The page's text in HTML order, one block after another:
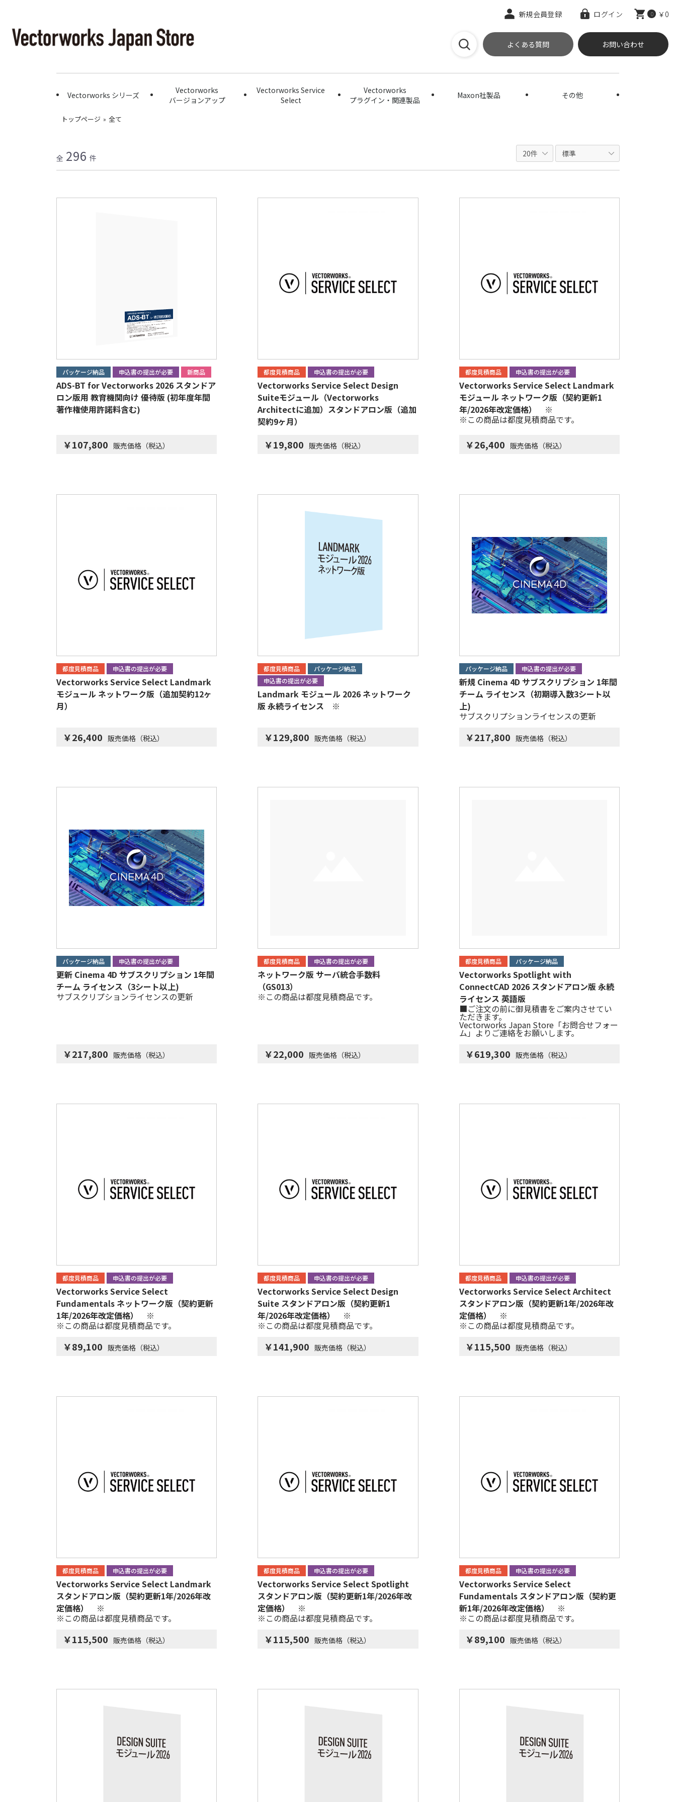
新規会員登録 ログイン 0 ￥0
よくある質問 お問い合わせ
Vectorworks シリーズ
Vectorworks
バージョンアップ
Vectorworks Service
Select
Vectorworks
プラグイン・関連製品
Maxon社製品 その他
トップページ » 全て
全 296 件
パッケージ納品 申込書の提出が必要 新商品
ADS-BT for Vectorworks 2026 スタンドア
ロン版用 教育機関向け 優待版 (初年度年間
著作権使用許諾料含む)
￥107,800 販売価格（税込）
都度見積商品 申込書の提出が必要
Vectorworks Service Select Design
Suiteモジュール（Vectorworks
Architectに追加）スタンドアロン版（追加
契約9ヶ月）
￥19,800 販売価格（税込）
都度見積商品 申込書の提出が必要
Vectorworks Service Select Landmark
モジュール ネットワーク版（契約更新1
年/2026年改定価格） ※
※この商品は都度見積商品です。
￥26,400 販売価格（税込）
都度見積商品 申込書の提出が必要
Vectorworks Service Select Landmark
モジュール ネットワーク版（追加契約12ヶ
月）
￥26,400 販売価格（税込）
都度見積商品
パッケージ納品
申込書の提出が必要
Landmark モジュール 2026 ネットワーク
版 永続ライセンス ※
￥129,800 販売価格（税込）
パッケージ納品 申込書の提出が必要
新規 Cinema 4D サブスクリプション 1年間
チーム ライセンス（初期導入数3シート以
上)
サブスクリプションライセンスの更新
￥217,800 販売価格（税込）
パッケージ納品 申込書の提出が必要
更新 Cinema 4D サブスクリプション 1年間
チーム ライセンス（3シート以上)
サブスクリプションライセンスの更新
￥217,800 販売価格（税込）
都度見積商品 申込書の提出が必要
ネットワーク版 サーバ統合手数料
（GS013）
※この商品は都度見積商品です。
￥22,000 販売価格（税込）
都度見積商品 パッケージ納品
Vectorworks Spotlight with
ConnectCAD 2026 スタンドアロン版 永続
ライセンス 英語版
■ご注文の前に御見積書をご案内させてい
ただきます。
Vectorworks Japan Store「お問合せフォー
ム」よりご連絡をお願いします。
￥619,300 販売価格（税込）
都度見積商品 申込書の提出が必要
Vectorworks Service Select
Fundamentals ネットワーク版（契約更新
1年/2026年改定価格） ※
※この商品は都度見積商品です。
￥89,100 販売価格（税込）
都度見積商品 申込書の提出が必要
Vectorworks Service Select Design
Suite スタンドアロン版（契約更新1
年/2026年改定価格） ※
※この商品は都度見積商品です。
￥141,900 販売価格（税込）
都度見積商品 申込書の提出が必要
Vectorworks Service Select Architect
スタンドアロン版（契約更新1年/2026年改
定価格） ※
※この商品は都度見積商品です。
￥115,500 販売価格（税込）
都度見積商品 申込書の提出が必要
Vectorworks Service Select Landmark
スタンドアロン版（契約更新1年/2026年改
定価格） ※
※この商品は都度見積商品です。
￥115,500 販売価格（税込）
都度見積商品 申込書の提出が必要
Vectorworks Service Select Spotlight
スタンドアロン版（契約更新1年/2026年改
定価格） ※
※この商品は都度見積商品です。
￥115,500 販売価格（税込）
都度見積商品 申込書の提出が必要
Vectorworks Service Select
Fundamentals スタンドアロン版（契約更
新1年/2026年改定価格） ※
※この商品は都度見積商品です。
￥89,100 販売価格（税込）